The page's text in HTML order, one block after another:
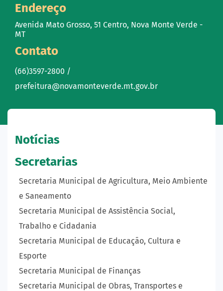
Endereço
Avenida Mato Grosso, 51 Centro, Nova Monte Verde -
MT
Contato
(66)3597-2800 /
prefeitura@novamonteverde.mt.gov.br
Notícias
Secretarias
Secretaria Municipal de Agricultura, Meio Ambiente
e Saneamento
Secretaria Municipal de Assistência Social,
Trabalho e Cidadania
Secretaria Municipal de Educação, Cultura e
Esporte
Secretaria Municipal de Finanças
Secretaria Municipal de Obras, Transportes e